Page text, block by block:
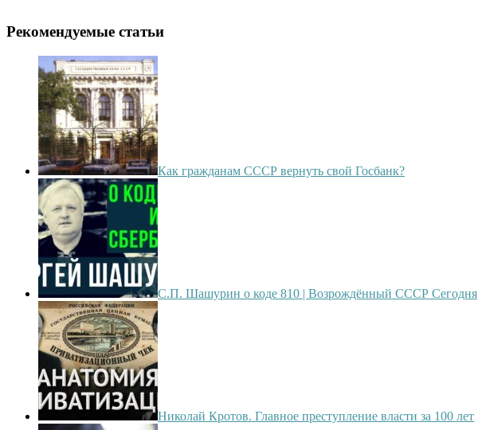
Рекомендуемые статьи
Как гражданам СССР вернуть свой Госбанк?
С.П. Шашурин о коде 810 | Возрождённый СССР Сегодня
Николай Кротов. Главное преступление власти за 100 лет